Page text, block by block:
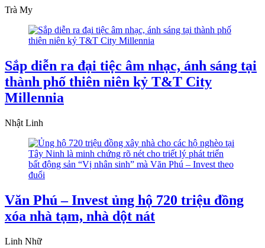
Trà My
Sắp diễn ra đại tiệc âm nhạc, ánh sáng tại
thành phố thiên niên kỷ T&T City
Millennia
Nhật Linh
Văn Phú – Invest ủng hộ 720 triệu đồng
xóa nhà tạm, nhà dột nát
Linh Nhữ